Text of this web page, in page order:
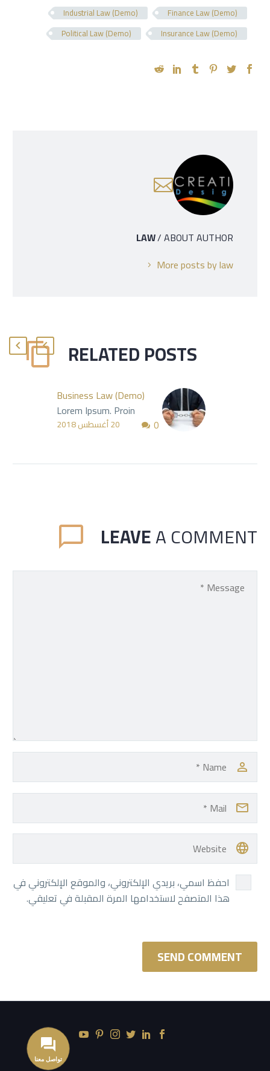
Finance Law (Demo)
Industrial Law (Demo)
Insurance Law (Demo)
Political Law (Demo)
LAW/ ABOUT AUTHOR
More posts by law
RELATED POSTS
Business Law (Demo)
Lorem Ipsum. Proin
gravida nibh vel velit
0 20 أغسطس 2018
LEAVEA COMMENT
احفظ اسمي، بريدي الإلكتروني، والموقع الإلكتروني في
هذا المتصفح لاستخدامها المرة المقبلة في تعليقي.
SEND COMMENT
تواصل معنا